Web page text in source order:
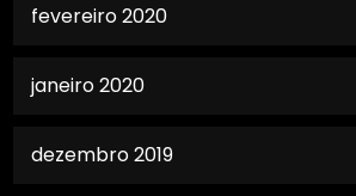
fevereiro 2020
janeiro 2020
dezembro 2019